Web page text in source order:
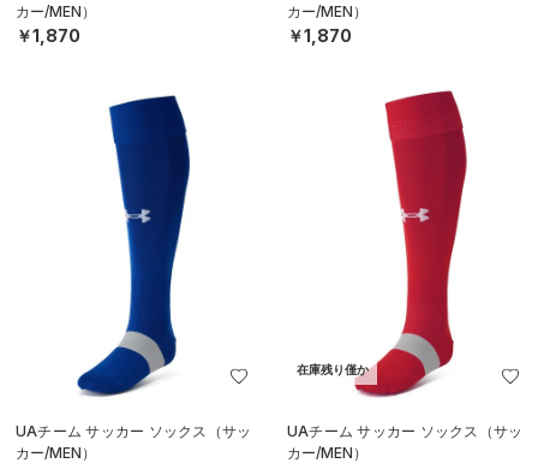
カー/MEN）
￥1,870
カー/MEN）
￥1,870
UAチーム サッカー ソックス（サッ
カー/MEN）
在庫残り僅か
UAチーム サッカー ソックス（サッ
カー/MEN）